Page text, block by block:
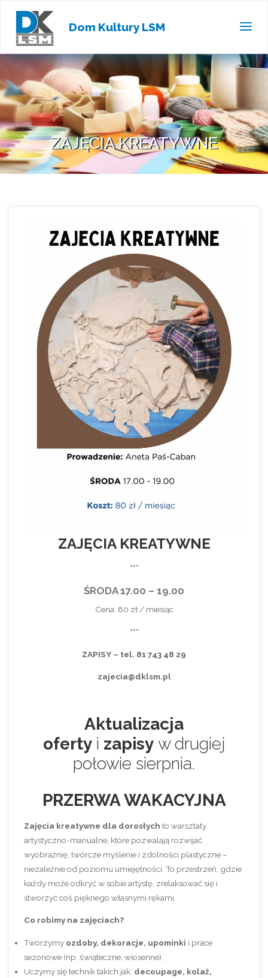
Dom Kultury LSM
ZAJĘCIA KREATYWNE
ZAJĘCIA KREATYWNE
***
ŚRODA 17.00 – 19.00
Cena: 80 zł / miesiąc
***
ZAPISY – tel. 81 743 48 29
zajecia@dklsm.pl
Aktualizacja
oferty i zapisy w drugiej
połowie sierpnia.
PRZERWA WAKACYJNA
Zajęcia kreatywne dla dorosłych to warsztaty
artystyczno-manualne, które pozwalają rozwijać
wyobraźnię, twórcze myślenie i zdolności plastyczne –
niezależnie od poziomu umiejętności. To przestrzeń, gdzie
każdy może odkryć w sobie artystę, zrelaksować się i
stworzyć coś pięknego własnymi rękami.
Co robimy na zajęciach?
Tworzymy ozdoby, dekoracje, upominki i prace
sezonowe (np. świąteczne, wiosenne),
Uczymy się technik takich jak: decoupage, kolaż,